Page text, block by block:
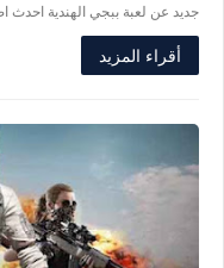
جديد عن لعبة ببجي الهندية احدث
أقراء المزيد